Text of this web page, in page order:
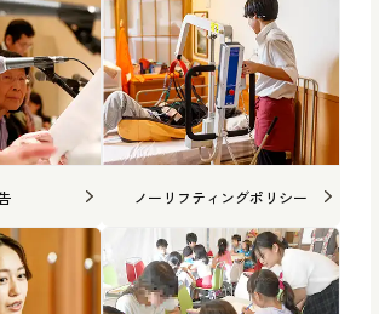
ノーリフティングポリシー